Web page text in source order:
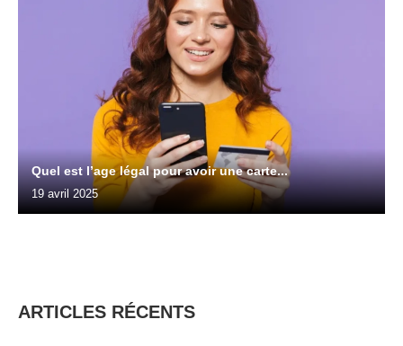
Quel est l’age légal pour avoir une carte...
19 avril 2025
ARTICLES RÉCENTS